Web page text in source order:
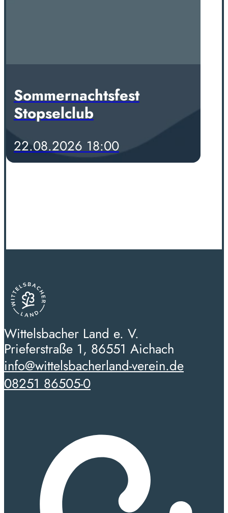
Sommernachtsfest
Stopselclub
22.08.2026 18:00
Wittelsbacher Land e. V.
Prieferstraße 1, 86551 Aichach
info@wittelsbacherland-verein.de
08251 86505-0